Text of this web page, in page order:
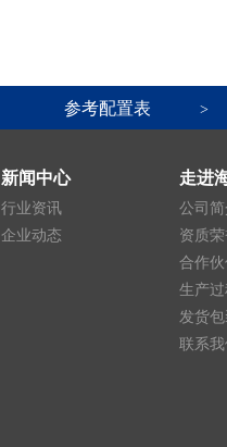
参考配置表 >
新闻中心
行业资讯
企业动态
走进
公司
资质
合作
生产
发货
联系